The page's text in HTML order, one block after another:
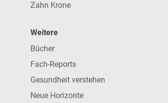
Zahn Krone
Weitere
Bücher
Fach-Reports
Gesundheit verstehen
Neue Horizonte